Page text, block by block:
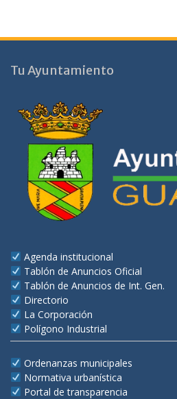
Tu Ayuntamiento
Agenda institucional
Tablón de Anuncios Oficial
Tablón de Anuncios de Int. Gen.
Directorio
La Corporación
Polígono Industrial
Ordenanzas municipales
Normativa urbanística
Portal de transparencia